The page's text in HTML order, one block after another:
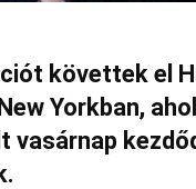
követtek el
Yorkban,
vasárnap